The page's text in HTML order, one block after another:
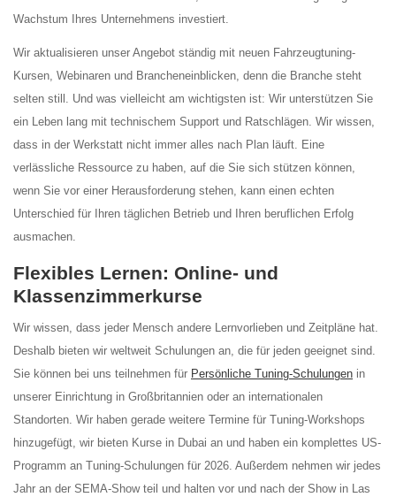
Wachstum Ihres Unternehmens investiert.
Wir aktualisieren unser Angebot ständig mit neuen Fahrzeugtuning-
Kursen, Webinaren und Brancheneinblicken, denn die Branche steht
selten still. Und was vielleicht am wichtigsten ist: Wir unterstützen Sie
ein Leben lang mit technischem Support und Ratschlägen. Wir wissen,
dass in der Werkstatt nicht immer alles nach Plan läuft. Eine
verlässliche Ressource zu haben, auf die Sie sich stützen können,
wenn Sie vor einer Herausforderung stehen, kann einen echten
Unterschied für Ihren täglichen Betrieb und Ihren beruflichen Erfolg
ausmachen.
Flexibles Lernen: Online- und
Klassenzimmerkurse
Wir wissen, dass jeder Mensch andere Lernvorlieben und Zeitpläne hat.
Deshalb bieten wir weltweit Schulungen an, die für jeden geeignet sind.
Sie können bei uns teilnehmen für Persönliche Tuning-Schulungen in
unserer Einrichtung in Großbritannien oder an internationalen
Standorten. Wir haben gerade weitere Termine für Tuning-Workshops
hinzugefügt, wir bieten Kurse in Dubai an und haben ein komplettes US-
Programm an Tuning-Schulungen für 2026. Außerdem nehmen wir jedes
Jahr an der SEMA-Show teil und halten vor und nach der Show in Las